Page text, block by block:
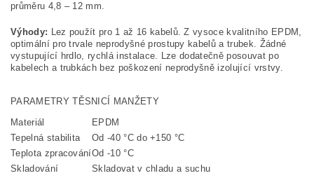
průměru 4,8 – 12 mm.
Výhody: Lez použít pro 1 až 16 kabelů. Z vysoce kvalitního EPDM,
optimální pro trvale neprodyšné prostupy kabelů a trubek. Žádné
vystupující hrdlo, rychlá instalace. Lze dodatečně posouvat po
kabelech a trubkách bez poškození neprodyšně izolující vrstvy.
PARAMETRY TĚSNICÍ MANŽETY
Materiál
EPDM
Tepelná stabilita
Od -40 °C do +150 °C
Teplota zpracováníOd -10 °C
Skladování
Skladovat v chladu a suchu